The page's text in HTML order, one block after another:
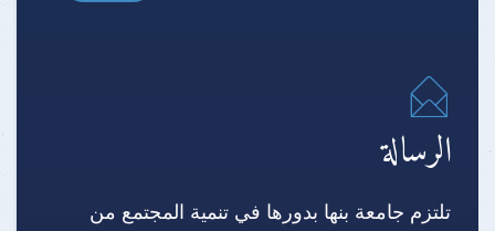
الرسالة
تلتزم جامعة بنها بدورها في تنمية المجتمع من